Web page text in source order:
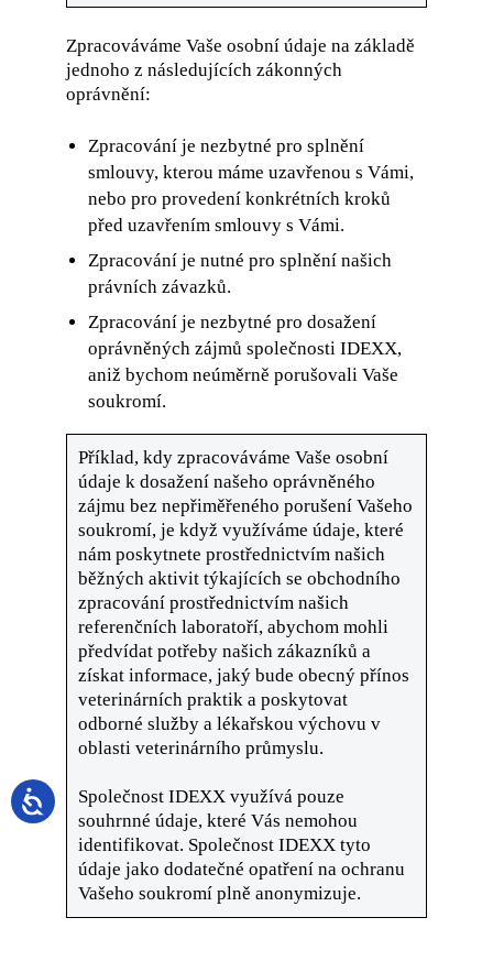
Zpracováváme Vaše osobní údaje na základě
jednoho z následujících zákonných
oprávnění:
Zpracování je nezbytné pro splnění
smlouvy, kterou máme uzavřenou s Vámi,
nebo pro provedení konkrétních kroků
před uzavřením smlouvy s Vámi.
Zpracování je nutné pro splnění našich
právních závazků.
Zpracování je nezbytné pro dosažení
oprávněných zájmů společnosti IDEXX,
aniž bychom neúměrně porušovali Vaše
soukromí.
Příklad, kdy zpracováváme Vaše osobní
údaje k dosažení našeho oprávněného
zájmu bez nepřiměřeného porušení Vašeho
soukromí, je když využíváme údaje, které
nám poskytnete prostřednictvím našich
běžných aktivit týkajících se obchodního
zpracování prostřednictvím našich
referenčních laboratoří, abychom mohli
předvídat potřeby našich zákazníků a
získat informace, jaký bude obecný přínos
veterinárních praktik a poskytovat
odborné služby a lékařskou výchovu v
oblasti veterinárního průmyslu.
Společnost IDEXX využívá pouze
souhrnné údaje, které Vás nemohou
identifikovat. Společnost IDEXX tyto
údaje jako dodatečné opatření na ochranu
Vašeho soukromí plně anonymizuje.